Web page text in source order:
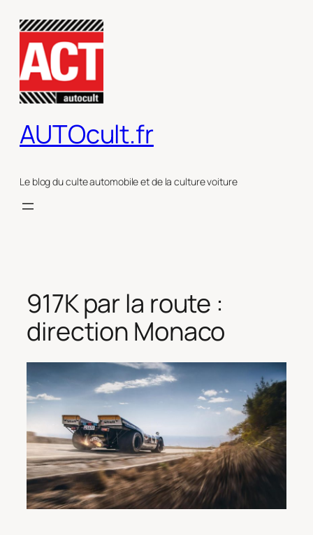
contenu
AUTOcult.fr
Le blog du culte automobile et de la culture voiture
917K par la route :
direction Monaco